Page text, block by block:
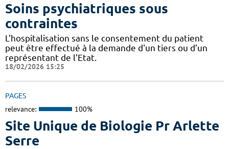
Soins psychiatriques sous
contraintes
L'hospitalisation sans le consentement du patient
peut être effectué à la demande d'un tiers ou d’un
représentant de l’Etat.
18/02/2026 15:25
PAGES
relevance: 100%
Site Unique de Biologie Pr Arlette
Serre